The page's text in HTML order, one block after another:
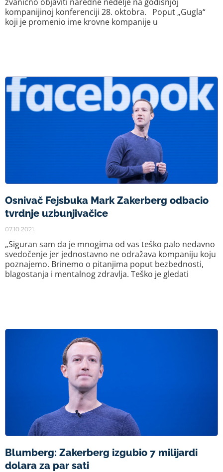
kompanijinoj konferenciji 28. oktobra. Poput „Gugla“
koji je promenio ime krovne kompanije u
Osnivač Fejsbuka Mark Zakerberg odbacio
tvrdnje uzbunjivačice
07.10.2021.
„Siguran sam da je mnogima od vas teško palo nedavno
svedočenje jer jednostavno ne odražava kompaniju koju
poznajemo. Brinemo o pitanjima poput bezbednosti,
blagostanja i mentalnog zdravlja. Teško je gledati
Blumberg: Zakerberg izgubio 7 milijardi
dolara za par sati